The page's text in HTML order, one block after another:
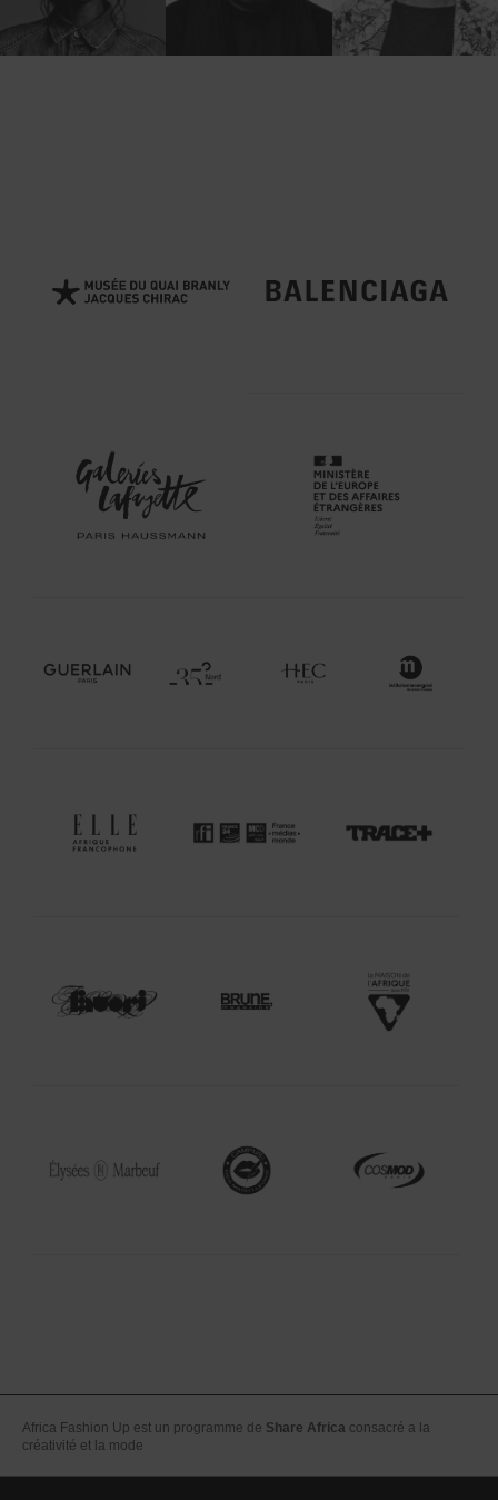
Africa Fashion Up est un programme de Share Africa consacré a la
créativité et la mode